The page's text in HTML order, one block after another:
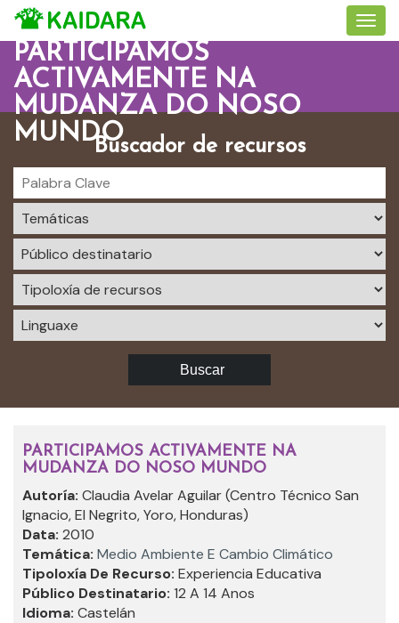
PARTICIPAMOS
ACTIVAMENTE NA
MUDANZA DO NOSO
MUNDOBuscador de recursos
Buscar
PARTICIPAMOS ACTIVAMENTE NA
MUDANZA DO NOSO MUNDO
Autoría: Claudia Avelar Aguilar (Centro Técnico San
Ignacio, El Negrito, Yoro, Honduras)
Data: 2010
Temática: Medio Ambiente E Cambio Climático
Tipoloxía De Recurso: Experiencia Educativa
Público Destinatario: 12 A 14 Anos
Idioma: Castelán